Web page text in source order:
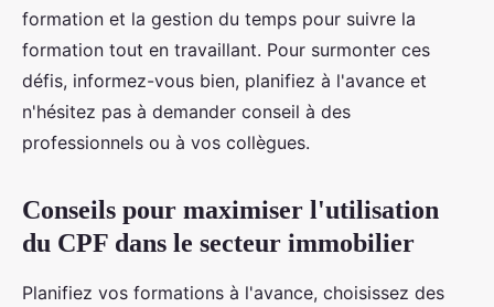
formation et la gestion du temps pour suivre la
formation tout en travaillant. Pour surmonter ces
défis, informez-vous bien, planifiez à l'avance et
n'hésitez pas à demander conseil à des
professionnels ou à vos collègues.
Conseils pour maximiser l'utilisation
du CPF dans le secteur immobilier
Planifiez vos formations à l'avance, choisissez des